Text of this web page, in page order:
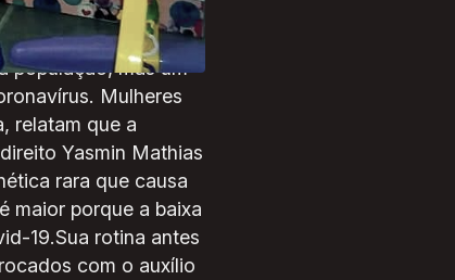
caption]O
população, mas um
Mulheres
relatam que a
Yasmin Mathias
rara que causa
maior porque a baixa
19.Sua rotina antes
com o auxílio